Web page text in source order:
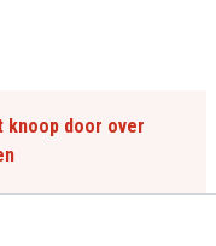
knoop door over